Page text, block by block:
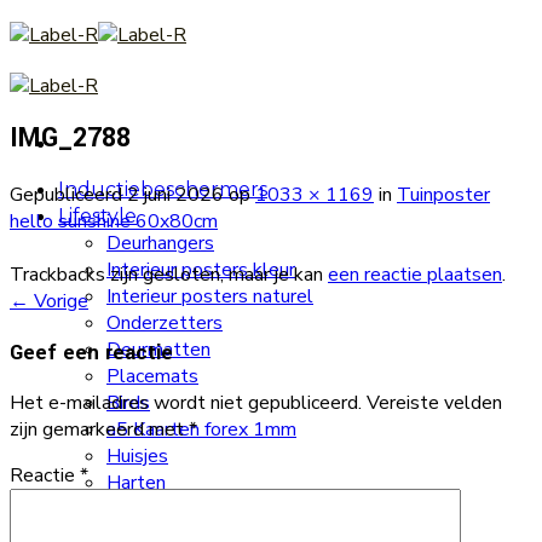
Skip
to
content
Inductiebeschermers
Lifestyle
Deurhangers
Interieur posters kleur
Interieur posters naturel
Onderzetters
Deurmatten
Placemats
Birds
a5 Kaarten forex 1mm
Huisjes
Harten
IMG_2788
Gepubliceerd2 juni 2026op1033 × 1169 in Tuinposter
hello sunshine 60x80cm
Trackbacks zijn gesloten, maar je kan een reactie plaatsen.
← Vorige
Geef een reactie
Het e-mailadres wordt niet gepubliceerd. Vereiste velden
zijn gemarkeerd met*
Reactie *